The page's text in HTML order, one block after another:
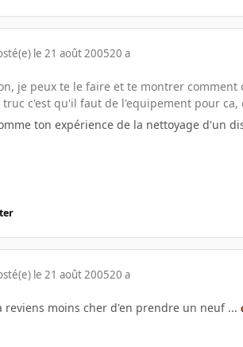
le 21 août 200520 a
je peux te le faire et te montrer
truc c'est qu'il faut de l'equipement pour
ton expérience de la nettoyage d'un
le 21 août 200520 a
reviens moins cher d'en prendre un neuf ...